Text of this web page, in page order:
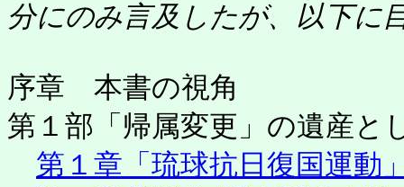
分にのみ言及したが、以下に
序章 本書の視角
第１部「帰属変更」の遺産と
第１章「琉球抗日復国運動